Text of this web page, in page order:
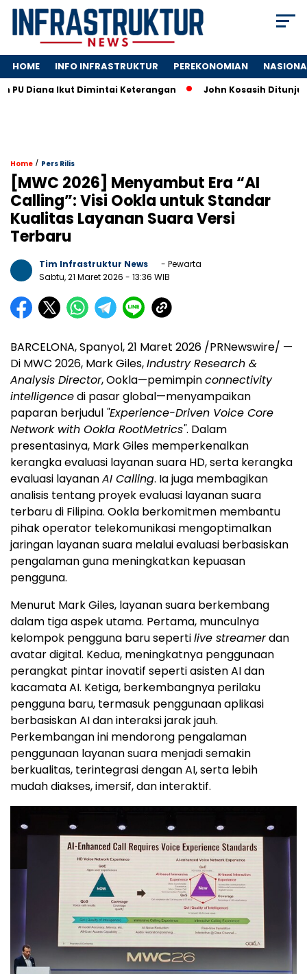
HOME INFO INFRASTRUKTUR PEREKONOMIAN
Ikut Dimintai Keterangan John Kosasih Ditunjuk
Home / Pers Rilis
[MWC 2026] Menyambut Era “AI
Calling”: Visi Ookla untuk Standar
Kualitas Layanan Suara Versi
Terbaru
Tim Infrastruktur News
- Pewarta
Sabtu, 21 Maret 2026 - 13:36 WIB
BARCELONA, Spanyol, 21 Maret 2026 /PRNewswire/ —
Di MWC 2026, Mark Giles,Industry Research &
Analysis Director, Ookla—pemimpinconnectivity
intelligencedi pasar global—menyampaikan
paparan berjudul "Experience-Driven Voice Core
Network with Ookla RootMetrics". Dalam
presentasinya, Mark Giles memperkenalkan
kerangka evaluasi layanan suara HD, serta kerangka
evaluasi layananAI Calling. Ia juga membagikan
analisis tentang proyek evaluasi layanan suara
terbaru di Filipina. Ookla berkomitmen membantu
pihak operator telekomunikasi mengoptimalkan
jaringan layanan suara melalui evaluasi berbasiskan
pengalaman guna meningkatkan kepuasan
pengguna.
Menurut Mark Giles, layanan suara berkembang
dalam tiga aspek utama. Pertama, munculnya
kelompok pengguna baru sepertilive streamerdan
avatar digital. Kedua, meningkatnya penggunaan
perangkat pintar inovatif seperti asisten AI dan
kacamata AI. Ketiga, berkembangnya perilaku
pengguna baru, termasuk penggunaan aplikasi
berbasiskan AI dan interaksi jarak jauh.
Perkembangan ini mendorong pengalaman
penggunaan layanan suara menjadi semakin
berkualitas, terintegrasi dengan AI, serta lebih
mudah diakses, imersif, dan interaktif.